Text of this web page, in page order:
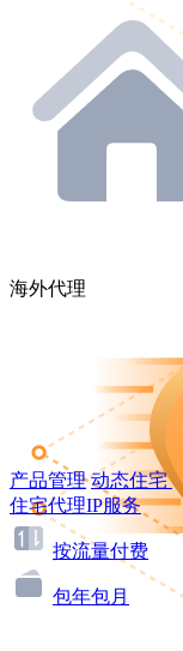
海外代理
产品管理 动态住宅
住宅代理IP服务
按流量付费
包年包月